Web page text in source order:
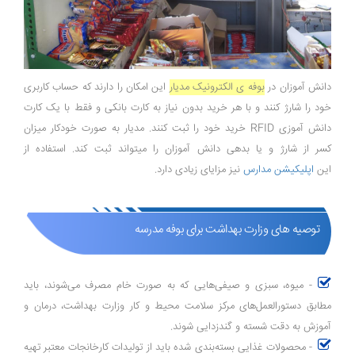
دانش آموزان دربوفه ی الکترونیک مدیار این امکان را دارند که حساب کاربری
خود را شارژ کنند و با هر خرید بدون نیاز به کارت بانکی و فقط با یک کارت
دانش آموزی RFID خرید خود را ثبت کنند. مدیار به صورت خودکار میزان
کسر از شارژ و یا بدهی دانش آموزان را میتواند ثبت کند. استفاده از
این اپلیکیشن مدارس نیز مزایای زیادی دارد.
توصیه های وزارت بهداشت برای بوفه مدرسه
- میوه، سبزی و صیفی‌هایی که به صورت خام مصرف می‌شوند، باید
مطابق دستورالعمل‌های مرکز سلامت محیط و کار وزارت بهداشت، درمان و
آموزش به دقت شسته و گندزدایی شوند.
- محصولات غذایی بسته‌بندی شده باید از تولیدات کارخانجات معتبر تهیه